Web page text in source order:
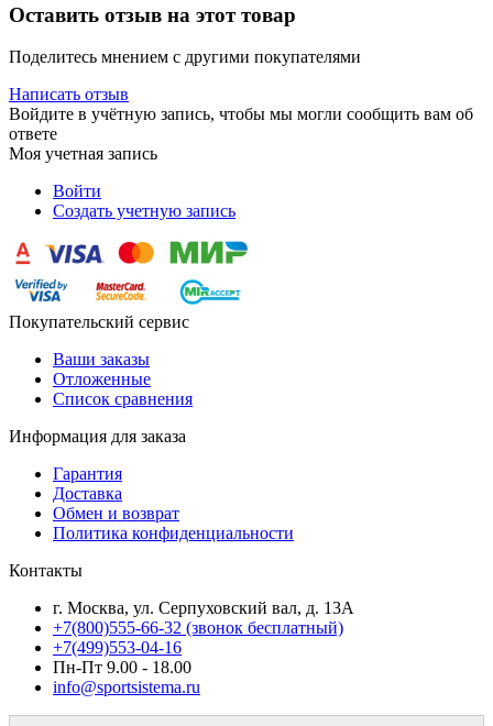
Оставить отзыв на этот товар
Поделитесь мнением с другими покупателями
Написать отзыв
Войдите в учётную запись, чтобы мы могли сообщить вам об
ответе
Моя учетная запись
Войти
Создать учетную запись
Покупательский сервис
Ваши заказы
Отложенные
Список сравнения
Информация для заказа
Гарантия
Доставка
Обмен и возврат
Политика конфиденциальности
Контакты
г. Москва, ул. Серпуховский вал, д. 13А
+7(800)555-66-32 (звонок бесплатный)
+7(499)553-04-16
Пн-Пт 9.00 - 18.00
info@sportsistema.ru